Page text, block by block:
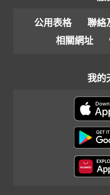
公用表格 聯絡
相關網址
我的